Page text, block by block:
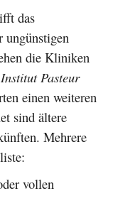
das
ungünstigen
die Kliniken
Institut Pasteur
einen weiteren
sind ältere
Mehrere
vollen